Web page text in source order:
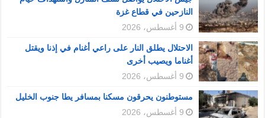
النازحين في قطاع غزة
9 أغسطس، 2026
الاحتلال يطلق النار على راعي أغنام في إذنا ويقتل
أغناما ويصيب أخرى
9 أغسطس، 2026
مستوطنون يحرقون مسكنا بمسافر يطا جنوب الخليل
9 أغسطس، 2026